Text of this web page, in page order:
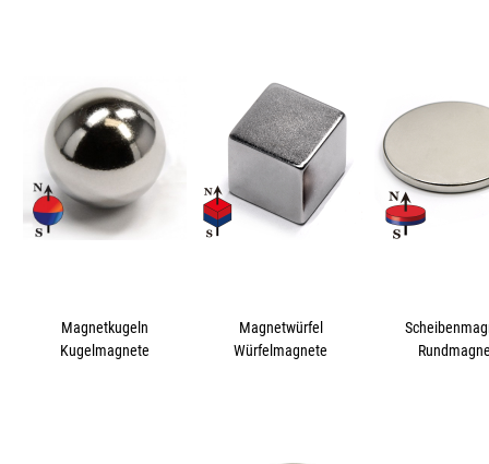
Magnetkugeln
Kugelmagnete
Magnetwürfel
Würfelmagnete